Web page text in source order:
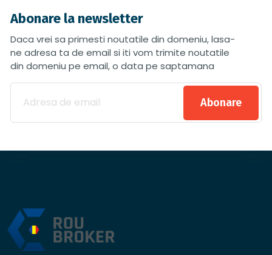
Abonare la newsletter
Daca vrei sa primesti noutatile din domeniu, lasa-
ne adresa ta de email si iti vom trimite noutatile
din domeniu pe email, o data pe saptamana
Abonare